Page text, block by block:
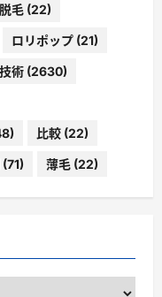
毛 (22)
ロリポップ (21)
技術 (2630)
比較 (22)
(71) 薄毛 (22)